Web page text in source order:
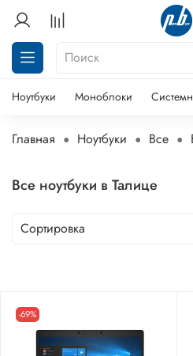
Ноутбуки Моноблоки
Главная Ноутбуки Все
Все ноутбуки в Талице
-69%